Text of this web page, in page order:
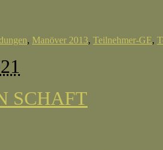
, Manöver 2013, Teilnehmer-GE,
SCHAFT